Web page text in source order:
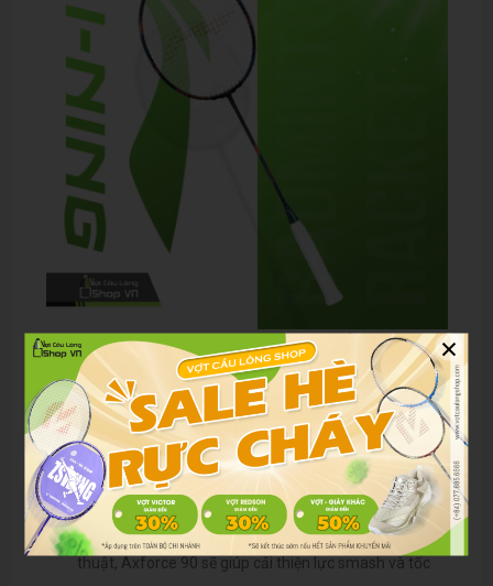
Gợi ý lựa chọn phù hợp theo từng đối tượng
Người mới bắt đầu:Vợt Axforce 90 Loh Kean Yew có
thể hơi khó kiểm soát do nặng đầu. Người mới nên
chọn các dòng cân bằng hoặc nhẹ đầu trước khi nâng
cấp.
Người chơi phong trào:Nếu bạn đã có nền tảng kỹ
thuật, Axforce 90 sẽ giúp cải thiện lực smash và tốc
×